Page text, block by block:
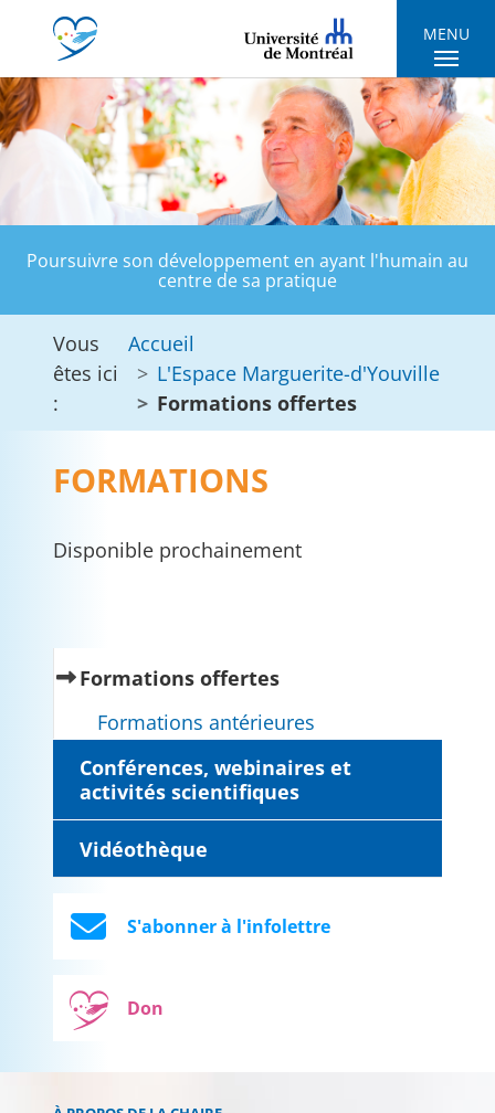
Skip to main navigation
Skip to main content
Skip to page footer
MENU
Poursuivre son développement en ayant l'humain au
centre de sa pratique
Vous
êtes ici
:
Accueil
L'Espace Marguerite-d'Youville
Formations offertes
Formations offertes(current)
Formations antérieures
Conférences, webinaires et
activités scientifiques
Vidéothèque
S'abonner à l'infolettre
Don
FORMATIONS
Disponible prochainement